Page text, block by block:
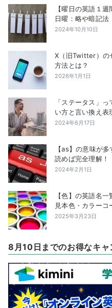
【曜日の英語１
日曜：略や暗記法
2024年10月10日
X（旧Twitter）の
方法とは？
2026年1月1日
「ステータス」
い方と言い換え表
2024年6月17日
【as】の意味が
読めば完全理解！
2024年2月1日
【色】の英語名
見本色・カラーコ
2025年3月23日
8月10日までのお得なキャ